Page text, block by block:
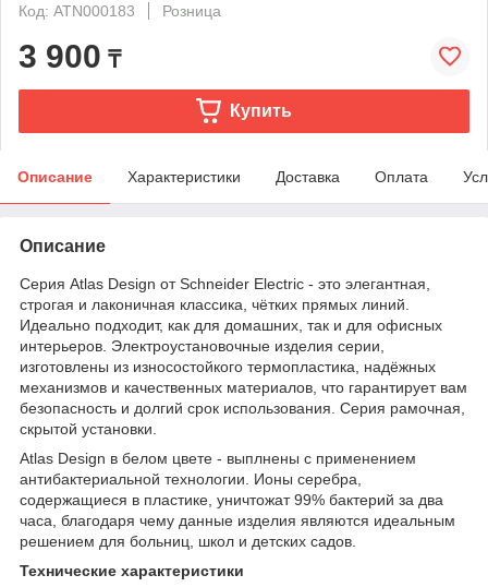
Код: ATN000183
Розница
3 900 ₸
Купить
Описание Характеристики Доставка Оплата
Описание
Серия Atlas Design от Schneider Electric - это элегантная,
строгая и лаконичная классика, чётких прямых линий.
Идеально подходит, как для домашних, так и для офисных
интерьеров. Электроустановочные изделия серии,
изготовлены из износостойкого термопластика, надёжных
механизмов и качественных материалов, что гарантирует вам
безопасность и долгий срок использования. Серия рамочная,
скрытой установки.
Atlas Design в белом цвете - выплнены с применением
антибактериальной технологии. Ионы серебра,
содержащиеся в пластике, уничтожат 99% бактерий за два
часа, благодаря чему данные изделия являются идеальным
решением для больниц, школ и детских садов.
Технические характеристики